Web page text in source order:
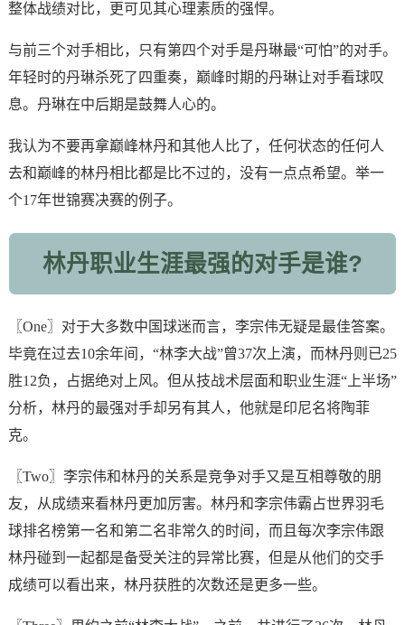
整体战绩对比，更可见其心理素质的强悍。
与前三个对手相比，只有第四个对手是丹琳最“可怕”的对手。
年轻时的丹琳杀死了四重奏，巅峰时期的丹琳让对手看球叹
息。丹琳在中后期是鼓舞人心的。
我认为不要再拿巅峰林丹和其他人比了，任何状态的任何人
去和巅峰的林丹相比都是比不过的，没有一点点希望。举一
个17年世锦赛决赛的例子。
林丹职业生涯最强的对手是谁?
〖One〗对于大多数中国球迷而言，李宗伟无疑是最佳答案。
毕竟在过去10余年间，“林李大战”曾37次上演，而林丹则已25
胜12负，占据绝对上风。但从技战术层面和职业生涯“上半场”
分析，林丹的最强对手却另有其人，他就是印尼名将陶菲
克。
〖Two〗李宗伟和林丹的关系是竞争对手又是互相尊敬的朋
友，从成绩来看林丹更加厉害。林丹和李宗伟霸占世界羽毛
球排名榜第一名和第二名非常久的时间，而且每次李宗伟跟
林丹碰到一起都是备受关注的异常比赛，但是从他们的交手
成绩可以看出来，林丹获胜的次数还是更多一些。